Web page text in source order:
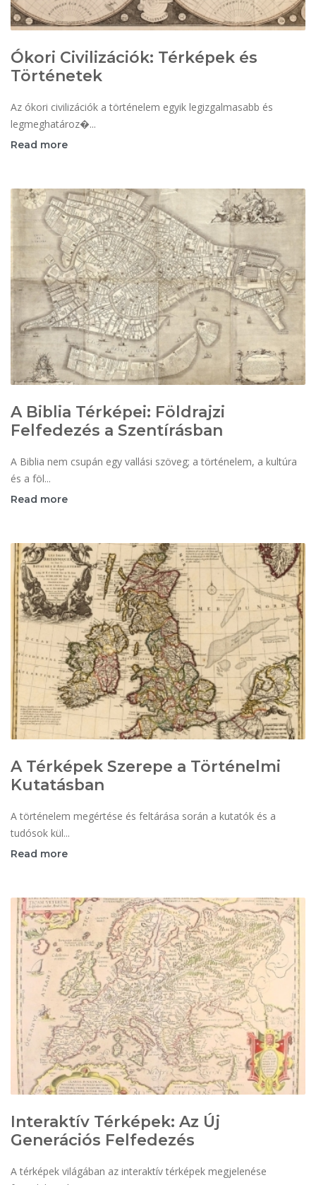
Ókori Civilizációk: Térképek és
Történetek
Az ókori civilizációk a történelem egyik legizgalmasabb és
legmeghatároz�...
Read more
A Biblia Térképei: Földrajzi
Felfedezés a Szentírásban
A Biblia nem csupán egy vallási szöveg; a történelem, a kultúra
és a föl...
Read more
A Térképek Szerepe a Történelmi
Kutatásban
A történelem megértése és feltárása során a kutatók és a
tudósok kül...
Read more
Interaktív Térképek: Az Új
Generációs Felfedezés
A térképek világában az interaktív térképek megjelenése